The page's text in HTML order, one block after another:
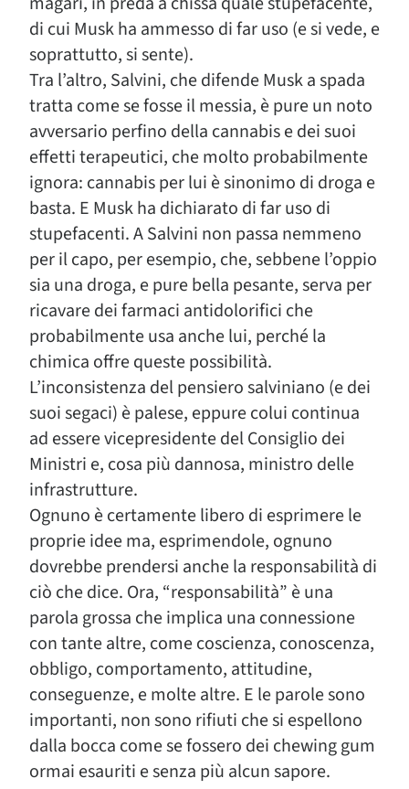
di cui Musk ha ammesso di far uso (e si vede, e
soprattutto, si sente).
Tra l’altro, Salvini, che difende Musk a spada
tratta come se fosse il messia, è pure un noto
avversario perfino della cannabis e dei suoi
effetti terapeutici, che molto probabilmente
ignora: cannabis per lui è sinonimo di droga e
basta. E Musk ha dichiarato di far uso di
stupefacenti. A Salvini non passa nemmeno
per il capo, per esempio, che, sebbene l’oppio
sia una droga, e pure bella pesante, serva per
ricavare dei farmaci antidolorifici che
probabilmente usa anche lui, perché la
chimica offre queste possibilità.
L’inconsistenza del pensiero salviniano (e dei
suoi segaci) è palese, eppure colui continua
ad essere vicepresidente del Consiglio dei
Ministri e, cosa più dannosa, ministro delle
infrastrutture.
Ognuno è certamente libero di esprimere le
proprie idee ma, esprimendole, ognuno
dovrebbe prendersi anche la responsabilità di
ciò che dice. Ora, “responsabilità” è una
parola grossa che implica una connessione
con tante altre, come coscienza, conoscenza,
obbligo, comportamento, attitudine,
conseguenze, e molte altre. E le parole sono
importanti, non sono rifiuti che si espellono
dalla bocca come se fossero dei chewing gum
ormai esauriti e senza più alcun sapore.